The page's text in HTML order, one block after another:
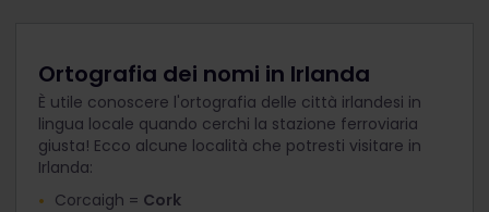
Ortografia dei nomi in Irlanda
È utile conoscere l'ortografia delle città irlandesi in
lingua locale quando cerchi la stazione ferroviaria
giusta! Ecco alcune località che potresti visitare in
Irlanda:
Corcaigh = Cork